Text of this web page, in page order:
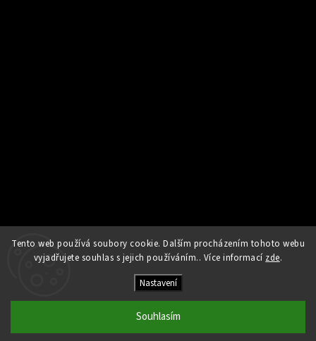
Tento web používá soubory cookie. Dalším procházením tohoto webu
vyjadřujete souhlas s jejich používáním.. Více informací zde.
Nastavení
Souhlasím
Sledovat na Instagramu
Kamna Helios
Upravit nastavení cookies